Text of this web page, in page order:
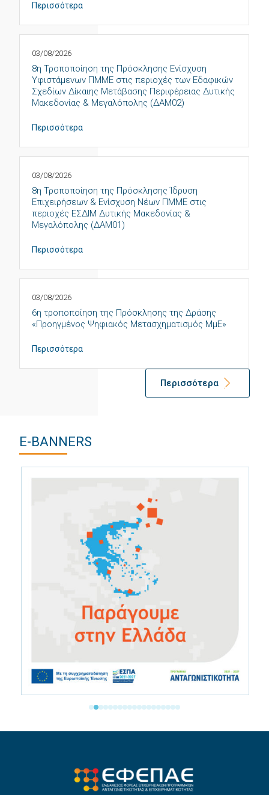
Περισσότερα
8η Τροποποίηση της Πρόσκλησης Ενίσχυση
Υφιστάμενων ΠΜΜΕ στις περιοχές των Εδαφικών
Σχεδίων Δίκαιης Μετάβασης Περιφέρειας Δυτικής
Μακεδονίας & Μεγαλόπολης (ΔΑΜ02)
03/08/2026
Περισσότερα
8η Τροποποίηση της Πρόσκλησης Ίδρυση
Επιχειρήσεων & Ενίσχυση Νέων ΠΜΜΕ στις
περιοχές ΕΣΔΙΜ Δυτικής Μακεδονίας &
Μεγαλόπολης (ΔΑΜ01)
03/08/2026
Περισσότερα
6η τροποποίηση της Πρόσκλησης της Δράσης
«Προηγμένος Ψηφιακός Μετασχηματισμός ΜμΕ»
03/08/2026
Περισσότερα
Περισσότερα
E-BANNERS